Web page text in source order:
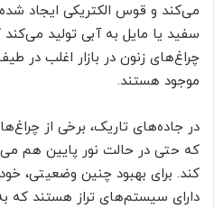
می‌کند و قوس الکتریکی ایجاد شده
چراغ‌های زنون در بازار اغلب در
موجود هستند.
در جاده‌های تاریک، برخی از
که حتی در حالت نور پایین هم
کند. برای بهبود چنین وضعیتی،
دارای سیستم‌های تراز هستند که